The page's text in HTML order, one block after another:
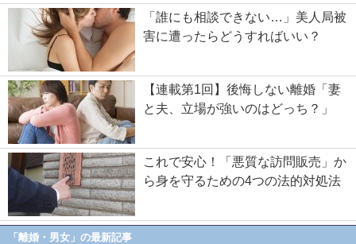
「誰にも相談できない…」美人局被
害に遭ったらどうすればいい？
【連載第1回】後悔しない離婚「妻
と夫、立場が強いのはどっち？」
これで安心！「悪質な訪問販売」か
ら身を守るための4つの法的対処法
「離婚・男女」の最新記事